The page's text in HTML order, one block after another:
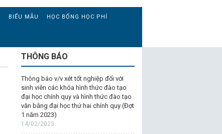
BIỂU MẪU HỌC BỔNG HỌC PHÍ
THÔNG BÁO
Thông báo v/v xét tốt nghiệp đối với
sinh viên các khóa hình thức đào tạo
đại học chính quy và hình thức đào tạo
văn bằng đại học thứ hai chính quy (Đợt
1 năm 2023)
14/02/2023